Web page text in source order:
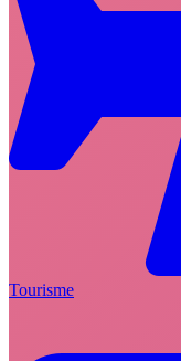
Tourisme